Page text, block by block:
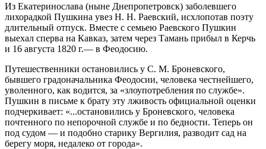
Из Екатеринослава (ныне Днепропетровск) заболевшего
лихорадкой Пушкина увез Н. Н. Раевский, исхлопотав поэту
длительный отпуск. Вместе с семьею Раевского Пушкин
выехал сперва на Кавказ, затем через Тамань прибыл в Керчь
и 16 августа 1820 г.— в Феодосию.
Путешественники остановились у С. М. Броневского,
бывшего градоначальника Феодосии, человека честнейшего,
уволенного, как водится, за «злоупотребления по службе».
Пушкин в письме к брату эту лживость официальной оценки
подчеркивает: «...остановились у Броневского, человека
почтенного по непорочной службе и по бедности. Теперь он
под судом — и подобно старику Вергилия, разводит сад на
берегу моря, недалеко от города».